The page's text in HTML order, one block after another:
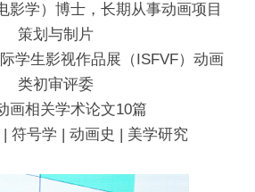
影学）博士，长期从事动画项目
策划与制片
学生影视作品展（ISFVF）动画
类初审评委
画相关学术论文10篇
符号学 | 动画史 | 美学研究